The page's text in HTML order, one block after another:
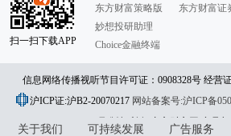
扫一扫下载APP
东方财富策略版
妙想投研助理
Choice金融终端
东方财富证
信息网络传播视听节目许可证：0908328号 经营
913101046312860336 违法和不良信息举报
jubao@eastmoney.com
沪ICP证:沪B2-20070217 网站备案号:沪ICP备
31010402000120号版权所有:东方财富网意见与
关于我们 可持续发展 广告服务